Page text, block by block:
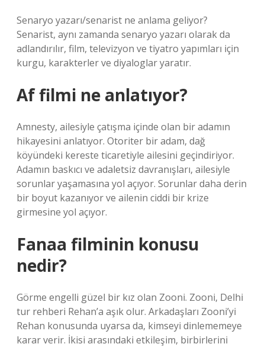
Senaryo yazarı/senarist ne anlama geliyor?
Senarist, aynı zamanda senaryo yazarı olarak da
adlandırılır, film, televizyon ve tiyatro yapımları için
kurgu, karakterler ve diyaloglar yaratır.
Af filmi ne anlatıyor?
Amnesty, ailesiyle çatışma içinde olan bir adamın
hikayesini anlatıyor. Otoriter bir adam, dağ
köyündeki kereste ticaretiyle ailesini geçindiriyor.
Adamın baskıcı ve adaletsiz davranışları, ailesiyle
sorunlar yaşamasına yol açıyor. Sorunlar daha derin
bir boyut kazanıyor ve ailenin ciddi bir krize
girmesine yol açıyor.
Fanaa filminin konusu
nedir?
Görme engelli güzel bir kız olan Zooni. Zooni, Delhi
tur rehberi Rehan’a aşık olur. Arkadaşları Zooni’yi
Rehan konusunda uyarsa da, kimseyi dinlememeye
karar verir. İkisi arasındaki etkileşim, birbirlerini